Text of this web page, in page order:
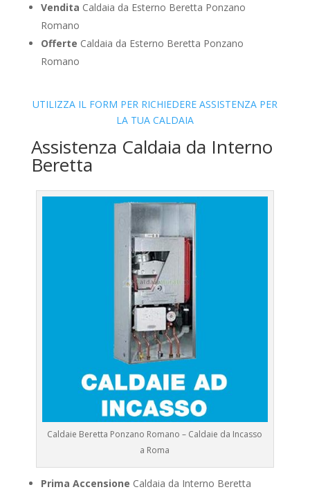
Vendita Caldaia da Esterno Beretta Ponzano
Romano
Offerte Caldaia da Esterno Beretta Ponzano
Romano
UTILIZZA IL FORM PER RICHIEDERE ASSISTENZA PER
LA TUA CALDAIA
Assistenza Caldaia da Interno
Beretta
Caldaie Beretta Ponzano Romano – Caldaie da Incasso
a Roma
Prima Accensione Caldaia da Interno Beretta